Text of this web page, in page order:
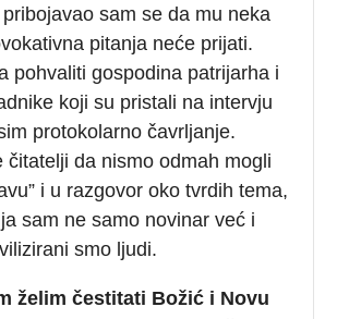
sam se da mu neka
pitanja neće prijati.
pohvaliti gospodina patrijarha i
koji su pristali na intervju
protokolarno čavrljanje.
čitatelji da nismo odmah mogli
i u razgovor oko tvrdih tema,
sam ne samo novinar već i
smo ljudi.
želim čestitati Božić i Novu